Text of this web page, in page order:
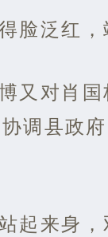
脸泛红，
又对肖
调县政
起来身